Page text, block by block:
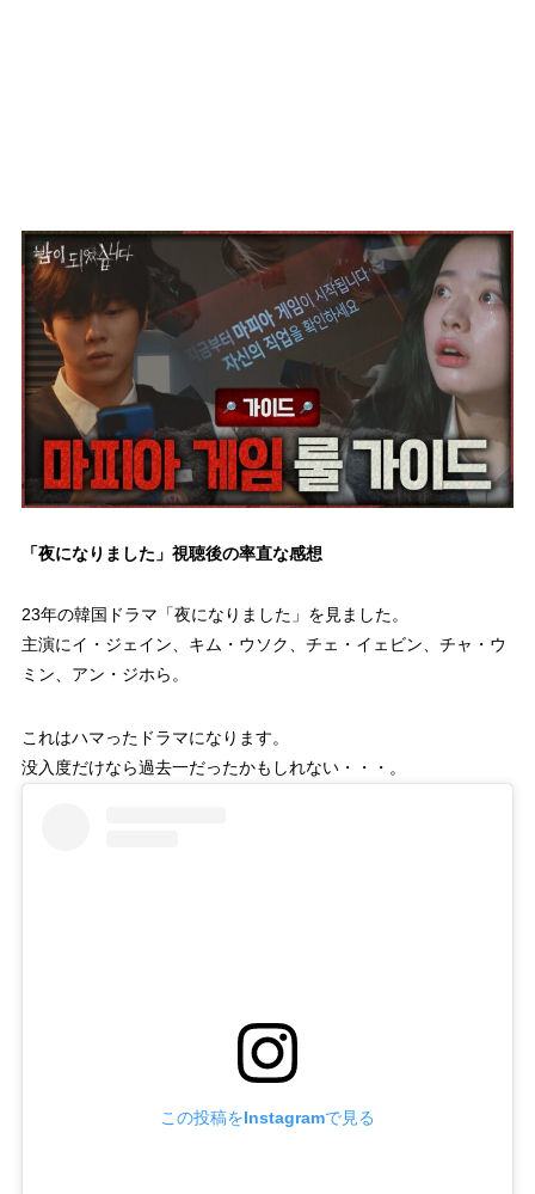
「夜になりました」視聴後の率直な感想
23年の韓国ドラマ「夜になりました」を見ました。
主演にイ・ジェイン、キム・ウソク、チェ・イェビン、チャ・ウ
ミン、アン・ジホら。
これはハマったドラマになります。
没入度だけなら過去一だったかもしれない・・・。
この投稿をInstagramで見る